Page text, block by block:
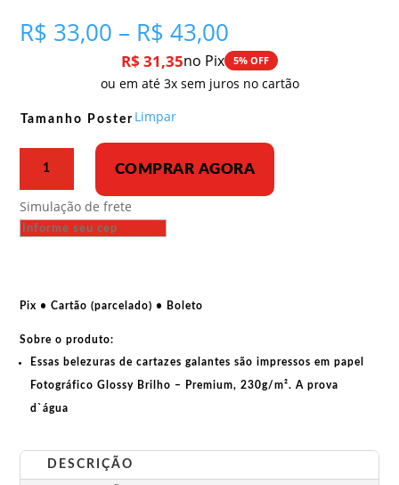
R$ 33,00 – R$ 43,00
de
preço:
R$ 33,00
R$ 31,35no Pix 5% OFF
ou em até 3x sem juros no cartão
Tamanho Poster Limpar
despertos
alcançarão
final
COMPRAR AGORA
Simulação de frete
Pix • Cartão (parcelado) • Boleto
Sobre o produto:
Essas belezuras de cartazes galantes são impressos em papel
Fotográfico Glossy Brilho – Premium, 230g/m². A prova
d`água
DESCRIÇÃO